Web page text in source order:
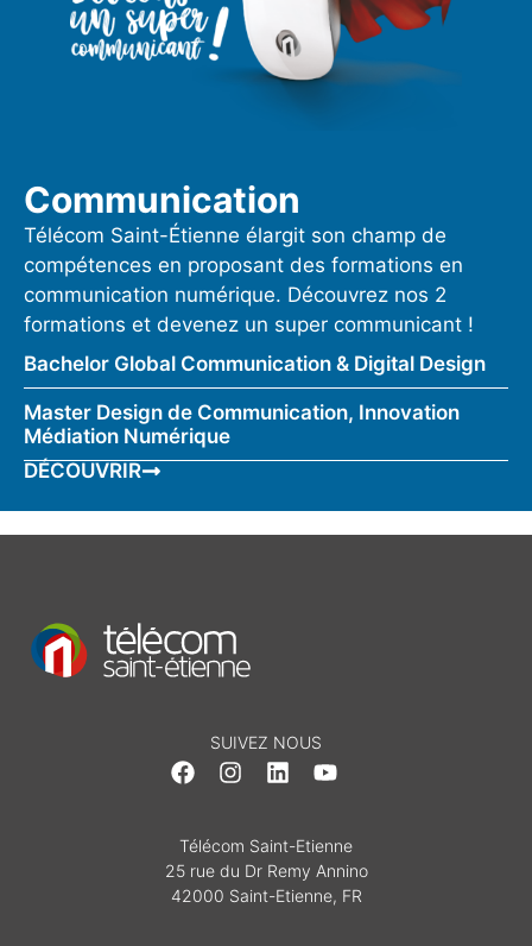
Communication
Télécom Saint-Étienne élargit son champ de
compétences en proposant des formations en
communication numérique. Découvrez nos 2
formations et devenez un super communicant !
DÉCOUVRIR
Bachelor Global Communication & Digital Design
Master Design de Communication, Innovation
Médiation Numérique
SUIVEZ NOUS
Télécom Saint-Etienne
25 rue du Dr Remy Annino
42000 Saint-Etienne, FR